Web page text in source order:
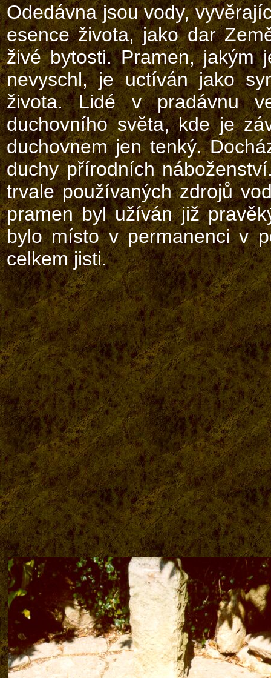
Odedávna jsou vody,
esence života, jako dar
živé bytosti. Pramen, jakým
nevyschl, je uctíván jako
života. Lidé v pradávnu
duchovního světa, kde je
duchovnem jen tenký.
duchy přírodních
trvale používaných zdrojů
pramen byl užíván již
bylo místo v permanenci v
celkem jisti.